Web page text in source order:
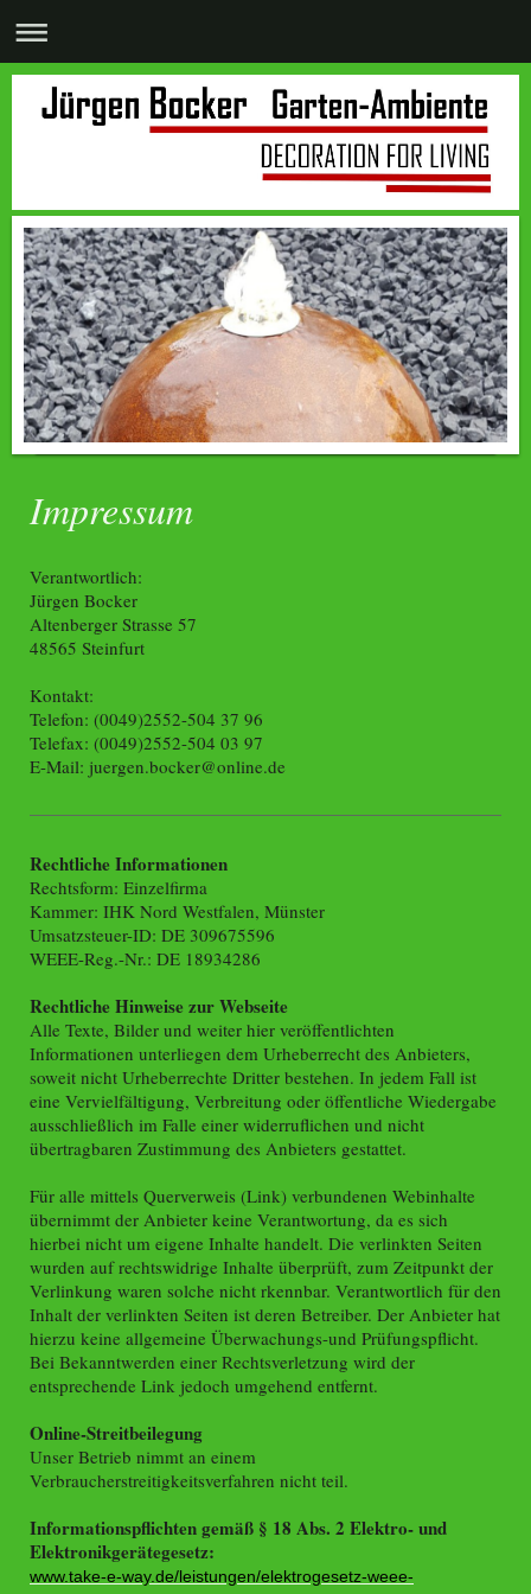
Impressum
Verantwortlich:
Jürgen Bocker
Altenberger Strasse 57
48565 Steinfurt
Kontakt:
Telefon: (0049)2552-504 37 96
Telefax: (0049)2552-504 03 97
E-Mail: juergen.bocker@online.de
Rechtliche Informationen
Rechtsform: Einzelfirma
Kammer: IHK Nord Westfalen, Münster
Umsatzsteuer-ID: DE 309675596
WEEE-Reg.-Nr.: DE 18934286
Rechtliche Hinweise zur Webseite
Alle Texte, Bilder und weiter hier veröffentlichten
Informationen unterliegen dem Urheberrecht des Anbieters,
soweit nicht Urheberrechte Dritter bestehen. In jedem Fall ist
eine Vervielfältigung, Verbreitung oder öffentliche Wiedergabe
ausschließlich im Falle einer widerruflichen und nicht
übertragbaren Zustimmung des Anbieters gestattet.
Für alle mittels Querverweis (Link) verbundenen Webinhalte
übernimmt der Anbieter keine Verantwortung, da es sich
hierbei nicht um eigene Inhalte handelt. Die verlinkten Seiten
wurden auf rechtswidrige Inhalte überprüft, zum Zeitpunkt der
Verlinkung waren solche nicht rkennbar. Verantwortlich für den
Inhalt der verlinkten Seiten ist deren Betreiber. Der Anbieter hat
hierzu keine allgemeine Überwachungs-und Prüfungspflicht.
Bei Bekanntwerden einer Rechtsverletzung wird der
entsprechende Link jedoch umgehend entfernt.
Online-Streitbeilegung
Unser Betrieb nimmt an einem
Verbraucherstreitigkeitsverfahren nicht teil.
Informationspflichten gemäß § 18 Abs. 2 Elektro- und
Elektronikgerätegesetz:
www.take-e-way.de/leistungen/elektrogesetz-weee-